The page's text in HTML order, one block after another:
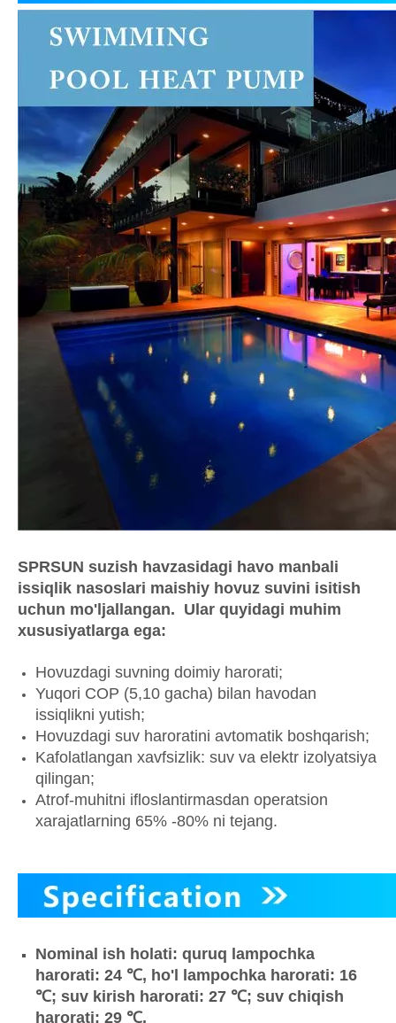
SPRSUN suzish havzasidagi havo manbali
issiqlik nasoslari maishiy hovuz suvini isitish
uchun mo'ljallangan. Ular quyidagi muhim
xususiyatlarga ega:
Hovuzdagi suvning doimiy harorati;
Yuqori COP (5,10 gacha) bilan havodan
issiqlikni yutish;
Hovuzdagi suv haroratini avtomatik boshqarish;
Kafolatlangan xavfsizlik: suv va elektr izolyatsiya
qilingan;
Atrof-muhitni ifloslantirmasdan operatsion
xarajatlarning 65% -80% ni tejang.
Nominal ish holati: quruq lampochka
harorati: 24 ℃, ho'l lampochka harorati: 16
℃; suv kirish harorati: 27 ℃; suv chiqish
harorati: 29 ℃.